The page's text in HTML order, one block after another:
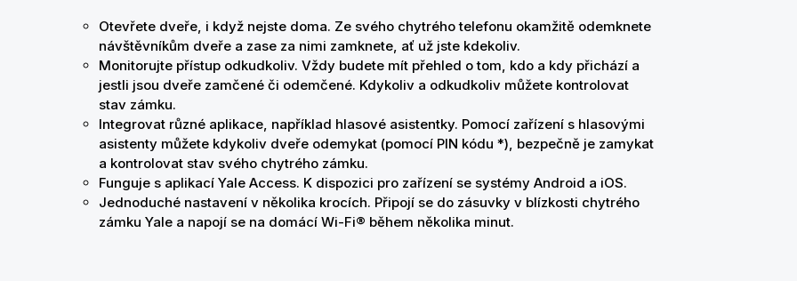
Otevřete dveře, i když nejste doma. Ze svého chytrého telefonu okamžitě odemknete
návštěvníkům dveře a zase za nimi zamknete, ať už jste kdekoliv.
Monitorujte přístup odkudkoliv. Vždy budete mít přehled o tom, kdo a kdy přichází a
jestli jsou dveře zamčené či odemčené. Kdykoliv a odkudkoliv můžete kontrolovat
stav zámku.
Integrovat různé aplikace, například hlasové asistentky. Pomocí zařízení s hlasovými
asistenty můžete kdykoliv dveře odemykat (pomocí PIN kódu *), bezpečně je zamykat
a kontrolovat stav svého chytrého zámku.
Funguje s aplikací Yale Access. K dispozici pro zařízení se systémy Android a iOS.
Jednoduché nastavení v několika krocích. Připojí se do zásuvky v blízkosti chytrého
zámku Yale a napojí se na domácí Wi-Fi® během několika minut.